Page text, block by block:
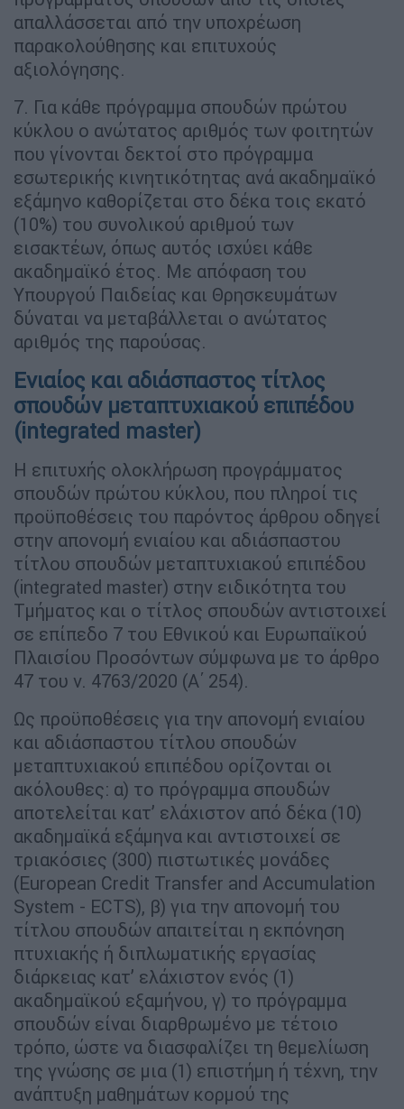
απαλλάσσεται από την υποχρέωση
παρακολούθησης και επιτυχούς
αξιολόγησης.
7. Για κάθε πρόγραμμα σπουδών πρώτου
κύκλου ο ανώτατος αριθμός των φοιτητών
που γίνονται δεκτοί στο πρόγραμμα
εσωτερικής κινητικότητας ανά ακαδημαϊκό
εξάμηνο καθορίζεται στο δέκα τοις εκατό
(10%) του συνολικού αριθμού των
εισακτέων, όπως αυτός ισχύει κάθε
ακαδημαϊκό έτος. Με απόφαση του
Υπουργού Παιδείας και Θρησκευμάτων
δύναται να μεταβάλλεται ο ανώτατος
αριθμός της παρούσας.
Ενιαίος και αδιάσπαστος τίτλος
σπουδών μεταπτυχιακού επιπέδου
(integrated master)
Η επιτυχής ολοκλήρωση προγράμματος
σπουδών πρώτου κύκλου, που πληροί τις
προϋποθέσεις του παρόντος άρθρου οδηγεί
στην απονομή ενιαίου και αδιάσπαστου
τίτλου σπουδών μεταπτυχιακού επιπέδου
(integrated master) στην ειδικότητα του
Τμήματος και ο τίτλος σπουδών αντιστοιχεί
σε επίπεδο 7 του Εθνικού και Ευρωπαϊκού
Πλαισίου Προσόντων σύμφωνα με το άρθρο
47 του ν. 4763/2020 (Α΄ 254).
Ως προϋποθέσεις για την απονομή ενιαίου
και αδιάσπαστου τίτλου σπουδών
μεταπτυχιακού επιπέδου ορίζονται οι
ακόλουθες: α) το πρόγραμμα σπουδών
αποτελείται κατ’ ελάχιστον από δέκα (10)
ακαδημαϊκά εξάμηνα και αντιστοιχεί σε
τριακόσιες (300) πιστωτικές μονάδες
(European Credit Transfer and Accumulation
System - ECTS), β) για την απονομή του
τίτλου σπουδών απαιτείται η εκπόνηση
πτυχιακής ή διπλωματικής εργασίας
διάρκειας κατ’ ελάχιστον ενός (1)
ακαδημαϊκού εξαμήνου, γ) το πρόγραμμα
σπουδών είναι διαρθρωμένο με τέτοιο
τρόπο, ώστε να διασφαλίζει τη θεμελίωση
της γνώσης σε μια (1) επιστήμη ή τέχνη, την
ανάπτυξη μαθημάτων κορμού της